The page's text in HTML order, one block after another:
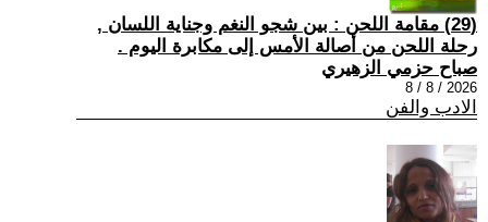
(29) مقامة اللحن : بين شجو النغم وجناية اللسان ,
رحلة اللحن من أصالة الأمس إلى مكابرة اليوم .
صباح حزمي الزهيري
2026 / 8 / 8
الادب والفن